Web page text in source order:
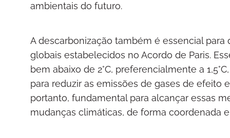
ambientais do futuro.
A descarbonização também é essencial
globais estabelecidos no Acordo de Paris.
bem abaixo de 2°C, preferencialmente a
para reduzir as emissões de gases de efeito
portanto, fundamental para alcançar essas
mudanças climáticas, de forma coordenada